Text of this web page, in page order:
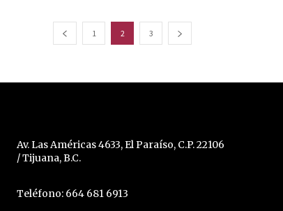
1 2 3
Av. Las Américas 4633, El Paraíso, C.P. 22106
/ Tijuana, B.C.
Teléfono: 664 681 6913